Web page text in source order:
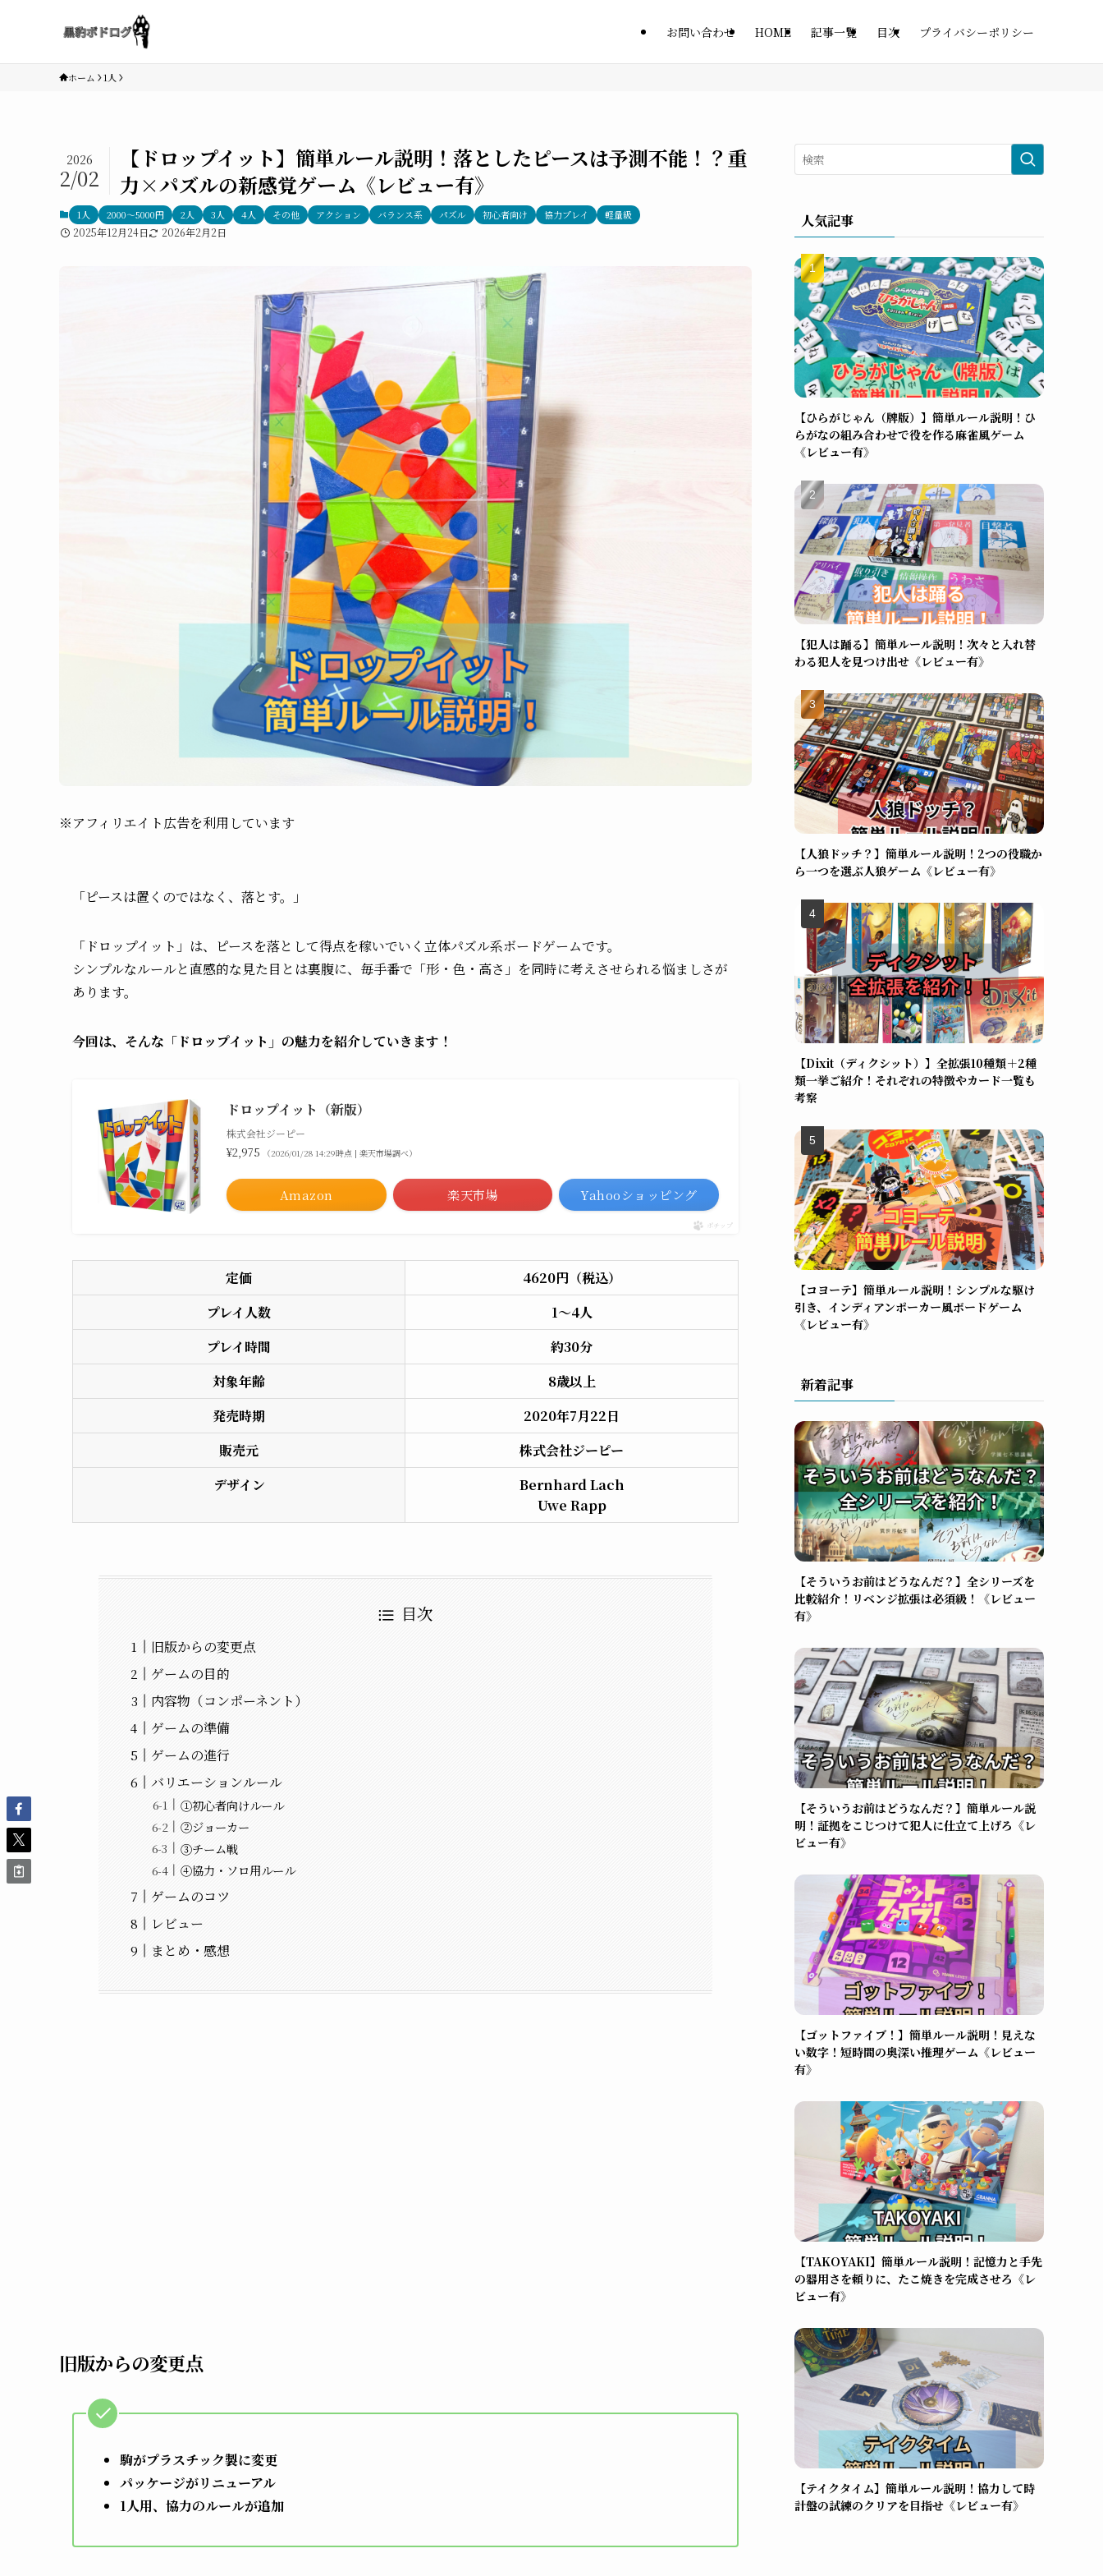
お問い合わせ HOME 記事一覧 目次 プライバシーポリシー
ホーム 1人
【ドロップイット】簡単ルール説明！落としたピースは予測不能！？重
力×パズルの新感覚ゲーム《レビュー有》
2026
2/02
1人 2000〜5000円 2人 3人 4人 その他 アクション バランス系 パズル 初心者向け 協力プレイ 軽量級
2025年12月24日 2026年2月2日
※アフィリエイト広告を利用しています
「ピースは置くのではなく、落とす。」
「ドロップイット」は、ピースを落として得点を稼いでいく立体パズル系ボードゲームです。
シンプルなルールと直感的な見た目とは裏腹に、毎手番で「形・色・高さ」を同時に考えさせられる悩ましさが
あります。
今回は、そんな「ドロップイット」の魅力を紹介していきます！
ドロップイット（新版）
株式会社ジーピー
¥2,975 （2026/01/28 14:29時点 | 楽天市場調べ）
Amazon 楽天市場 Yahooショッピング
ポチップ
定価
4620円（税込）
プレイ人数
1〜4人
プレイ時間
約30分
対象年齢
8歳以上
発売時期
2020年7月22日
販売元
株式会社ジーピー
デザイン
Bernhard Lach
Uwe Rapp
目次
旧版からの変更点
ゲームの目的
内容物（コンポーネント）
ゲームの準備
ゲームの進行
バリエーションルール
①初心者向けルール
②ジョーカー
③チーム戦
④協力・ソロ用ルール
ゲームのコツ
レビュー
まとめ・感想
旧版からの変更点
駒がプラスチック製に変更
パッケージがリニューアル
1人用、協力のルールが追加
人気記事
【ひらがじゃん（牌版）】簡単ルール説明！ひ
らがなの組み合わせで役を作る麻雀風ゲーム
《レビュー有》
【犯人は踊る】簡単ルール説明！次々と入れ替
わる犯人を見つけ出せ《レビュー有》
【人狼ドッチ？】簡単ルール説明！2つの役職か
ら一つを選ぶ人狼ゲーム《レビュー有》
【Dixit（ディクシット）】全拡張10種類＋2種
類一挙ご紹介！それぞれの特徴やカード一覧も
考察
【コヨーテ】簡単ルール説明！シンプルな駆け
引き、インディアンポーカー風ボードゲーム
《レビュー有》
新着記事
【そういうお前はどうなんだ？】全シリーズを
比較紹介！リベンジ拡張は必須級！《レビュー
有》
【そういうお前はどうなんだ？】簡単ルール説
明！証拠をこじつけて犯人に仕立て上げろ《レ
ビュー有》
【ゴットファイブ！】簡単ルール説明！見えな
い数字！短時間の奥深い推理ゲーム《レビュー
有》
【TAKOYAKI】簡単ルール説明！記憶力と手先
の器用さを頼りに、たこ焼きを完成させろ《レ
ビュー有》
【テイクタイム】簡単ルール説明！協力して時
計盤の試練のクリアを目指せ《レビュー有》